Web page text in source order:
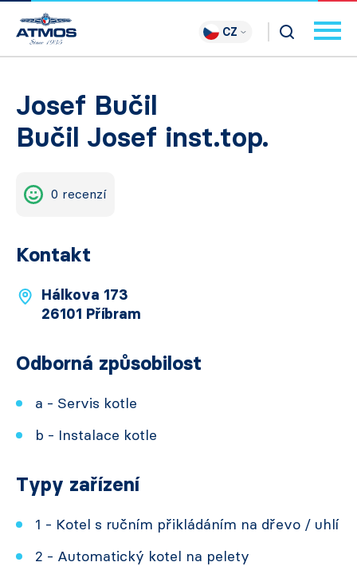
CZ
Josef Bučil
Bučil Josef inst.top.
0 recenzí
Kontakt
Hálkova 173
26101 Příbram
Odborná způsobilost
a - Servis kotle
b - Instalace kotle
Typy zařízení
1 - Kotel s ručním přikládáním na dřevo / uhlí
2 - Automatický kotel na pelety